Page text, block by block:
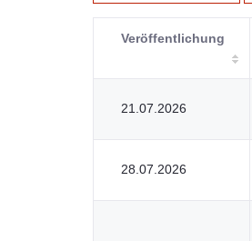
Veröffentlichung
21.07.2026
28.07.2026